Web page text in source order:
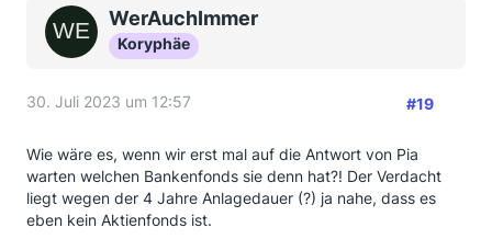
WerAuchImmer
Koryphäe
30. Juli 2023 um 12:57 #19
Wie wäre es, wenn wir erst mal auf die Antwort von Pia
warten welchen Bankenfonds sie denn hat?! Der Verdacht
liegt wegen der 4 Jahre Anlagedauer (?) ja nahe, dass es
eben kein Aktienfonds ist.